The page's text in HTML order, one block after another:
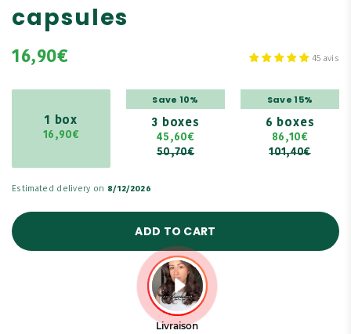
capsules
16,90€ 45 avis
1 box
16,90€
3 boxes
Save 10%
45,60€
50,70€
6 boxes
Save 15%
86,10€
101,40€
Estimated delivery on 8/12/2026
ADD TO CART